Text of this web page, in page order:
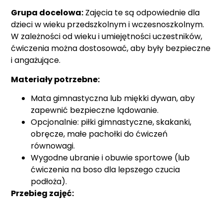
Grupa docelowa: Zajęcia te są odpowiednie dla
dzieci w wieku przedszkolnym i wczesnoszkolnym.
W zależności od wieku i umiejętności uczestników,
ćwiczenia można dostosować, aby były bezpieczne
i angażujące.
Materiały potrzebne:
Mata gimnastyczna lub miękki dywan, aby
zapewnić bezpieczne lądowanie.
Opcjonalnie: piłki gimnastyczne, skakanki,
obręcze, małe pachołki do ćwiczeń
równowagi.
Wygodne ubranie i obuwie sportowe (lub
ćwiczenia na boso dla lepszego czucia
podłoża).
Przebieg zajęć: